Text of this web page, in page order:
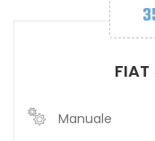
FIAT
Manuale